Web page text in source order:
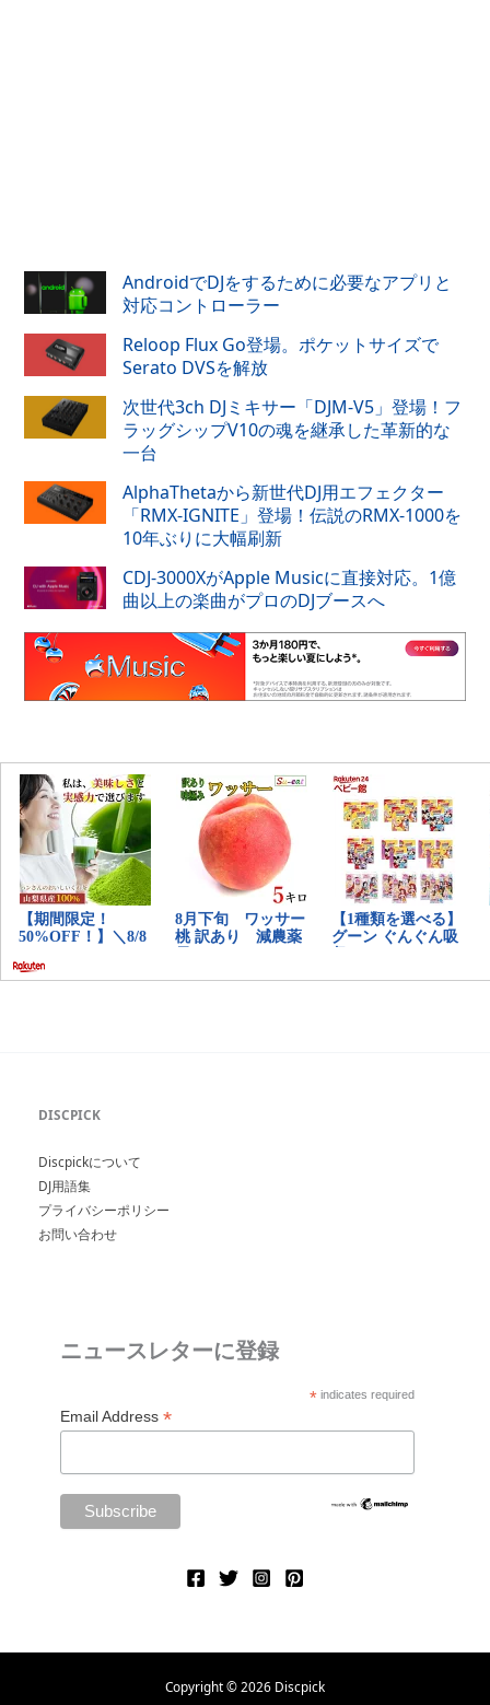
AndroidでDJをするために必要なアプリと
対応コントローラー
Reloop Flux Go登場。ポケットサイズで
Serato DVSを解放
次世代3ch DJミキサー「DJM-V5」登場！フ
ラッグシップV10の魂を継承した革新的な
一台
AlphaThetaから新世代DJ用エフェクター
「RMX-IGNITE」登場！伝説のRMX-1000を
10年ぶりに大幅刷新
CDJ-3000XがApple Musicに直接対応。1億
曲以上の楽曲がプロのDJブースへ
DISCPICK
Discpickについて
DJ用語集
プライバシーポリシー
お問い合わせ
ニュースレターに登録
* indicates required
Email Address *
Copyright © 2026 Discpick